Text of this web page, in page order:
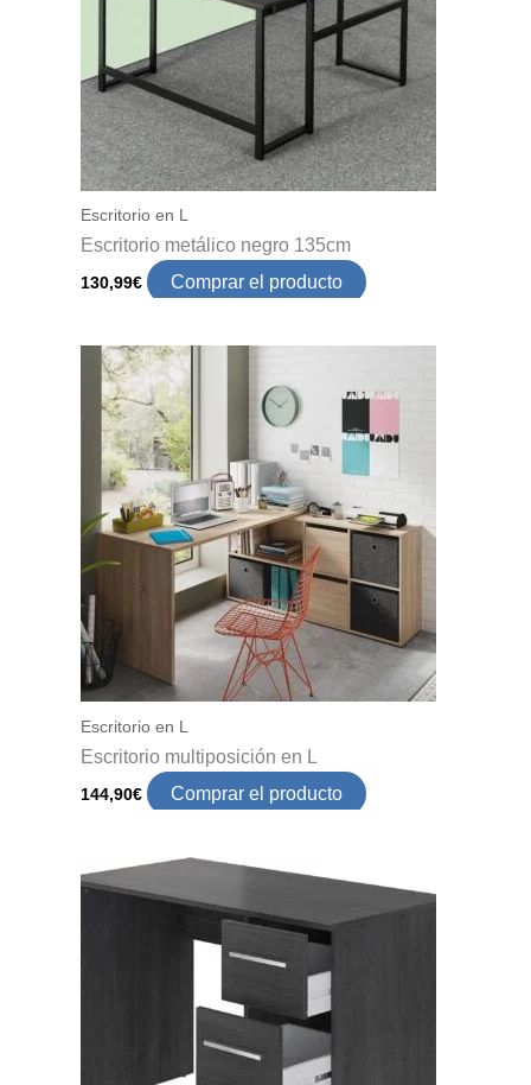
Escritorio en L
Escritorio metálico negro 135cm
130,99€ Comprar el producto
Escritorio en L
Escritorio multiposición en L
144,90€ Comprar el producto